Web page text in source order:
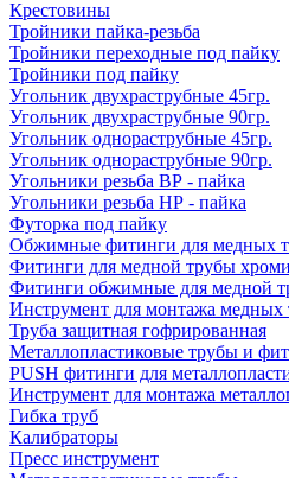
Крестовины
Тройники пайка-резьба
Тройники переходные под пайку
Тройники под пайку
Угольник двухраструбные 45гр.
Угольник двухраструбные 90гр.
Угольник однораструбные 45гр.
Угольник однораструбные 90гр.
Угольники резьба ВР - пайка
Угольники резьба НР - пайка
Футорка под пайку
Обжимные фитинги для медных
Фитинги для медной трубы
Фитинги обжимные для медной
Инструмент для монтажа медных
Труба защитная гофрированная
Металлопластиковые трубы и
PUSH фитинги для
Инструмент для монтажа
Гибка труб
Калибраторы
Пресс инструмент